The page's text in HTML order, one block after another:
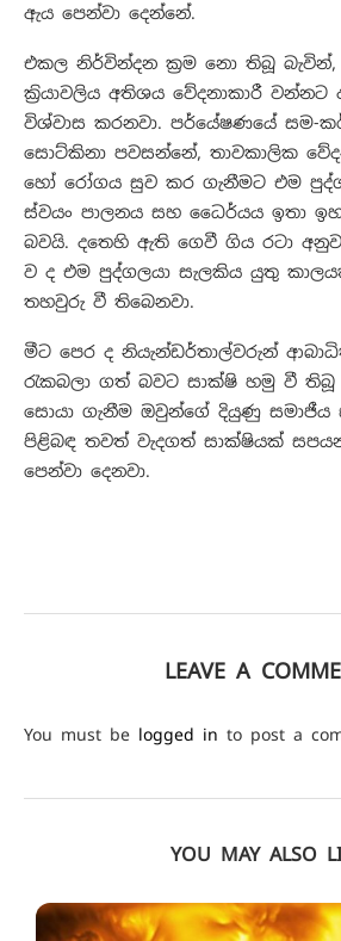
ඇය පෙන්වා දෙන්නේ.
එකල නිර්වින්දන ක්‍රම නො තිබූ
ක්‍රියාවලිය අතිශය වේදනාකාරී
විශ්වාස කරනවා. පර්යේෂණයේ සම-
සොට්කිනා පවසන්නේ, තාවකාලික
හෝ රෝගය සුව කර ගැනීමට එම
ස්වයං පාලනය සහ ධෛර්යය ඉතා
බවයි. දතෙහි ඇති ගෙවී ගිය රටා
ව ද එම පුද්ගලයා සැලකිය යුතු
තහවුරු වී තිබෙනවා.
මීට පෙර ද නියැන්ඩර්තාල්වරුන්
රැකබලා ගත් බවට සාක්ෂි හමු වී
සොයා ගැනීම ඔවුන්ගේ දියුණු සමාජීය
පිළිබඳ තවත් වැදගත් සාක්ෂියක්
පෙන්වා දෙනවා.
LEAVE A
You must be logged in to post a
YOU MAY ALSO